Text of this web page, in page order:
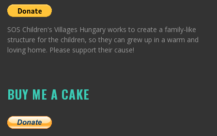
SOS Children's Villages Hungary works to create a family-like
structure for the children, so they can grew up in a warm and
loving home. Please support their cause!
BUY ME A CAKE